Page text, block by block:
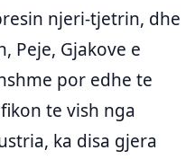
njeri-tjetrin, dhe
Peje, Gjakove e
por edhe te
te vish nga
ka disa gjera